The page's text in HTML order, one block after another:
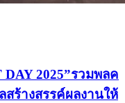
2025”รวมพลค
สร้างสรรค์ผลงานให้